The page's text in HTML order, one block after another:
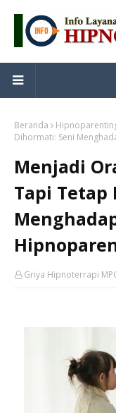
Beranda
Dihormati: Seni
Menjadi
Tapi Tetap
Griya Hipnoterrapi